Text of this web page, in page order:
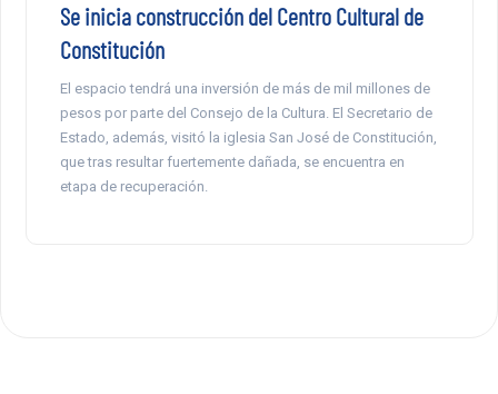
Se inicia construcción del Centro Cultural de
Constitución
El espacio tendrá una inversión de más de mil millones de
pesos por parte del Consejo de la Cultura. El Secretario de
Estado, además, visitó la iglesia San José de Constitución,
que tras resultar fuertemente dañada, se encuentra en
etapa de recuperación.